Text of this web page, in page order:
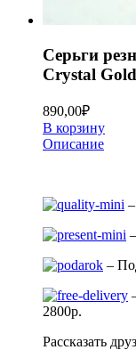
Серьги
Crystal
890,00₽
В корзину
Описание
–
2800р.
Рассказать